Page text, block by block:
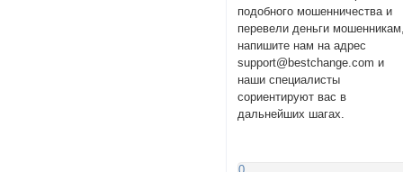
подобного мошенничества и
перевели деньги
напишите нам на адрес
support@bestchange.com и
наши специалисты
сориентируют вас в
дальнейших шагах.